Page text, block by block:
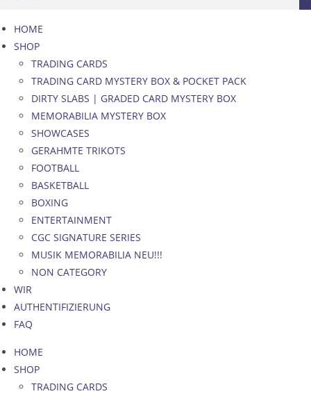
HOME
SHOP
TRADING CARDS
TRADING CARD MYSTERY BOX & POCKET PACK
DIRTY SLABS | GRADED CARD MYSTERY BOX
MEMORABILIA MYSTERY BOX
SHOWCASES
GERAHMTE TRIKOTS
FOOTBALL
BASKETBALL
BOXING
ENTERTAINMENT
CGC SIGNATURE SERIES
MUSIK MEMORABILIA NEU!!!
NON CATEGORY
WIR
AUTHENTIFIZIERUNG
FAQ
HOME
SHOP
TRADING CARDS